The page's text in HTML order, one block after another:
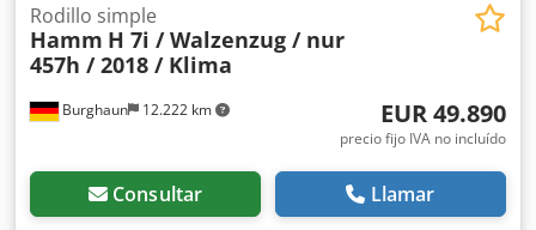
Burghaun 12.222 km
Rodillo simple
Hamm H 7i / Walzenzug / nur
457h / 2018 / Klima
EUR 49.890
precio fijo IVA no incluído
Consultar Llamar